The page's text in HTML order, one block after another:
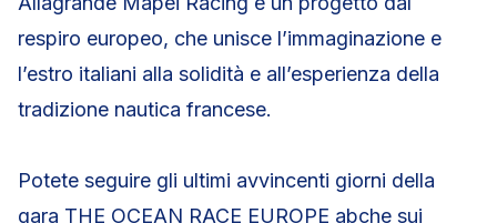
respiro europeo, che unisce l’immaginazione e
l’estro italiani alla solidità e all’esperienza della
tradizione nautica francese.
Potete seguire gli ultimi avvincenti giorni della
gara THE OCEAN RACE EUROPE abche sui